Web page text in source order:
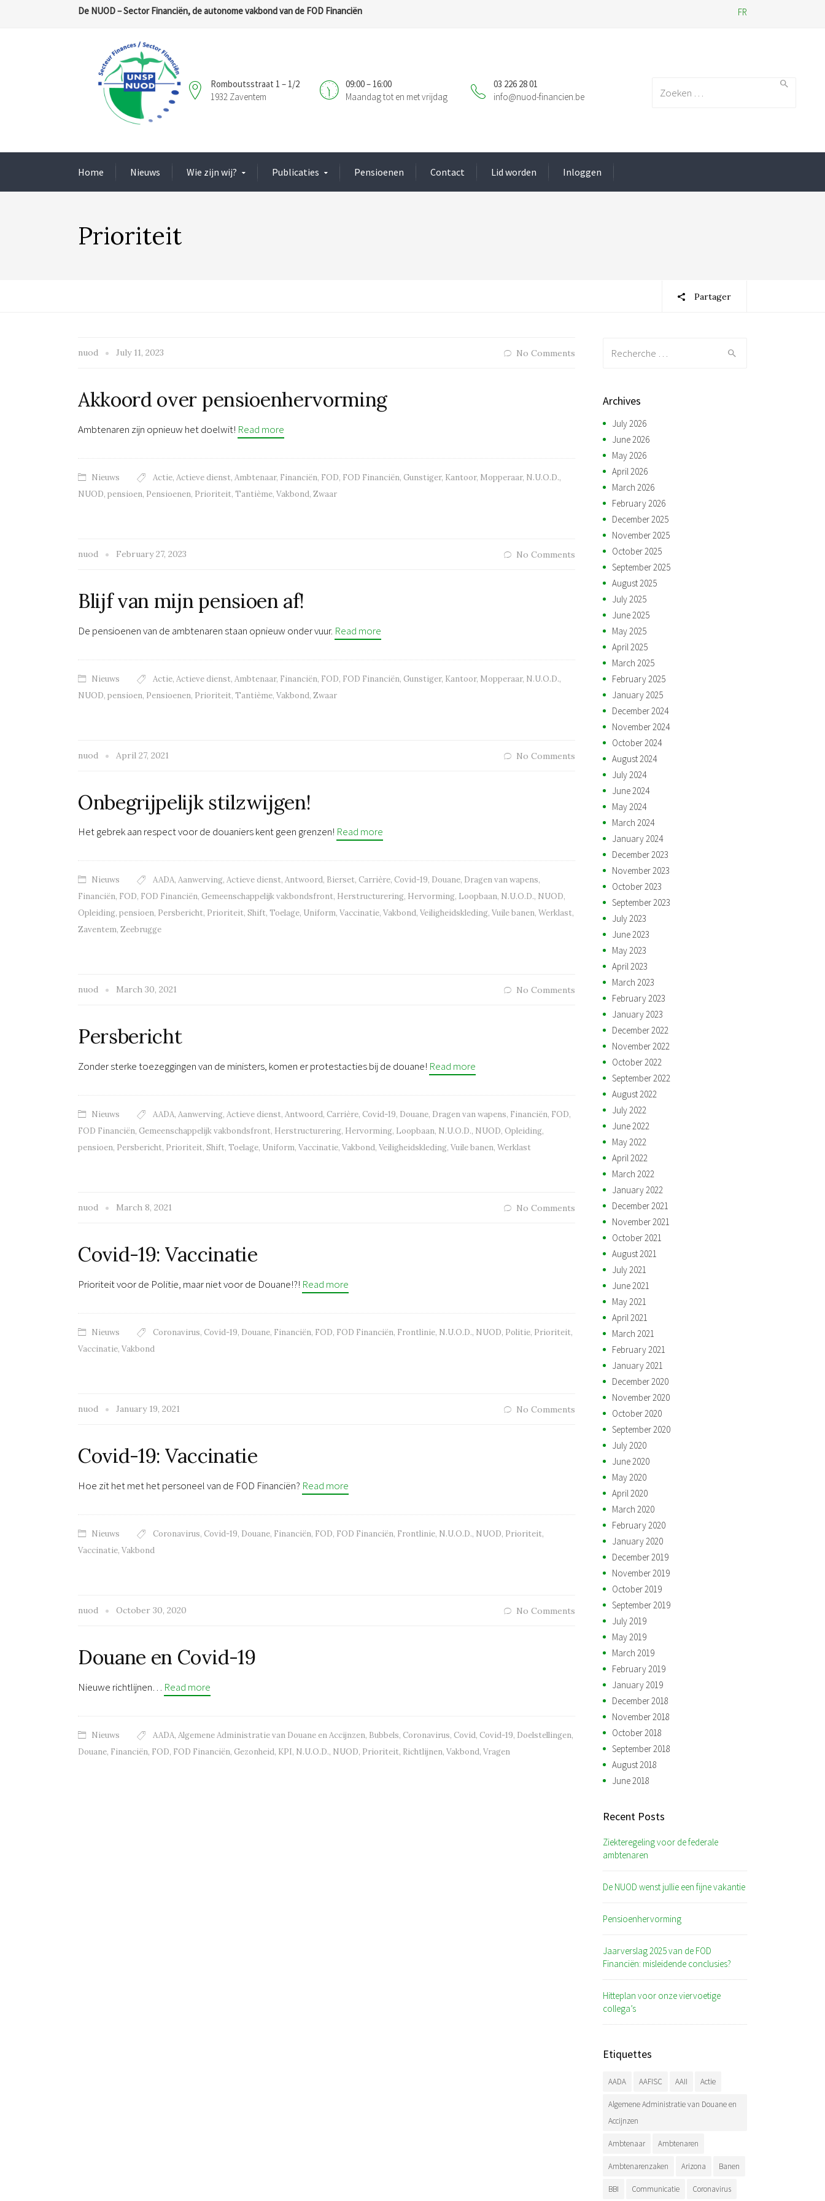
De NUOD – Sector Financiën, de autonome vakbond van de FOD Financiën FR
03 226 28 01
info@nuod-financien.be
09:00 – 16:00
Maandag tot en met vrijdag
Romboutsstraat 1 – 1/2
1932 Zaventem
Home Nieuws Wie zijn wij? Publicaties Pensioenen Contact Lid worden Inloggen
Prioriteit
Partager
nuod July 11, 2023 No Comments
Akkoord over pensioenhervorming
Ambtenaren zijn opnieuw het doelwit! Read more
Nieuws Actie, Actieve dienst, Ambtenaar, Financiën, FOD, FOD Financiën, Gunstiger, Kantoor, Mopperaar, N.U.O.D.,
NUOD, pensioen, Pensioenen, Prioriteit, Tantième, Vakbond, Zwaar
nuod February 27, 2023 No Comments
Blijf van mijn pensioen af!
De pensioenen van de ambtenaren staan opnieuw onder vuur. Read more
Nieuws Actie, Actieve dienst, Ambtenaar, Financiën, FOD, FOD Financiën, Gunstiger, Kantoor, Mopperaar, N.U.O.D.,
NUOD, pensioen, Pensioenen, Prioriteit, Tantième, Vakbond, Zwaar
nuod April 27, 2021 No Comments
Onbegrijpelijk stilzwijgen!
Het gebrek aan respect voor de douaniers kent geen grenzen! Read more
Nieuws AADA, Aanwerving, Actieve dienst, Antwoord, Bierset, Carrière, Covid-19, Douane, Dragen van wapens,
Financiën, FOD, FOD Financiën, Gemeenschappelijk vakbondsfront, Herstructurering, Hervorming, Loopbaan, N.U.O.D., NUOD,
Opleiding, pensioen, Persbericht, Prioriteit, Shift, Toelage, Uniform, Vaccinatie, Vakbond, Veiligheidskleding, Vuile banen, Werklast,
Zaventem, Zeebrugge
nuod March 30, 2021 No Comments
Persbericht
Zonder sterke toezeggingen van de ministers, komen er protestacties bij de douane! Read more
Nieuws AADA, Aanwerving, Actieve dienst, Antwoord, Carrière, Covid-19, Douane, Dragen van wapens, Financiën, FOD,
FOD Financiën, Gemeenschappelijk vakbondsfront, Herstructurering, Hervorming, Loopbaan, N.U.O.D., NUOD, Opleiding,
pensioen, Persbericht, Prioriteit, Shift, Toelage, Uniform, Vaccinatie, Vakbond, Veiligheidskleding, Vuile banen, Werklast
nuod March 8, 2021 No Comments
Covid-19: Vaccinatie
Prioriteit voor de Politie, maar niet voor de Douane!?! Read more
Nieuws Coronavirus, Covid-19, Douane, Financiën, FOD, FOD Financiën, Frontlinie, N.U.O.D., NUOD, Politie, Prioriteit,
Vaccinatie, Vakbond
nuod January 19, 2021 No Comments
Covid-19: Vaccinatie
Hoe zit het met het personeel van de FOD Financiën? Read more
Nieuws Coronavirus, Covid-19, Douane, Financiën, FOD, FOD Financiën, Frontlinie, N.U.O.D., NUOD, Prioriteit,
Vaccinatie, Vakbond
nuod October 30, 2020 No Comments
Douane en Covid-19
Nieuwe richtlijnen… Read more
Nieuws AADA, Algemene Administratie van Douane en Accijnzen, Bubbels, Coronavirus, Covid, Covid-19, Doelstellingen,
Douane, Financiën, FOD, FOD Financiën, Gezonheid, KPI, N.U.O.D., NUOD, Prioriteit, Richtlijnen, Vakbond, Vragen
Archives
July 2026
June 2026
May 2026
April 2026
March 2026
February 2026
December 2025
November 2025
October 2025
September 2025
August 2025
July 2025
June 2025
May 2025
April 2025
March 2025
February 2025
January 2025
December 2024
November 2024
October 2024
August 2024
July 2024
June 2024
May 2024
March 2024
January 2024
December 2023
November 2023
October 2023
September 2023
July 2023
June 2023
May 2023
April 2023
March 2023
February 2023
January 2023
December 2022
November 2022
October 2022
September 2022
August 2022
July 2022
June 2022
May 2022
April 2022
March 2022
January 2022
December 2021
November 2021
October 2021
August 2021
July 2021
June 2021
May 2021
April 2021
March 2021
February 2021
January 2021
December 2020
November 2020
October 2020
September 2020
July 2020
June 2020
May 2020
April 2020
March 2020
February 2020
January 2020
December 2019
November 2019
October 2019
September 2019
July 2019
May 2019
March 2019
February 2019
January 2019
December 2018
November 2018
October 2018
September 2018
August 2018
June 2018
Recent Posts
Ziekteregeling voor de federale
ambtenaren
De NUOD wenst jullie een fijne vakantie
Pensioenhervorming
Jaarverslag 2025 van de FOD
Financiën: misleidende conclusies?
Hitteplan voor onze viervoetige
collega’s
Etiquettes
AADA AAFISC AAII Actie
Algemene Administratie van Douane en
Accijnzen
Ambtenaar Ambtenaren
Ambtenarenzaken Arizona Banen
BBI Communicatie Coronavirus